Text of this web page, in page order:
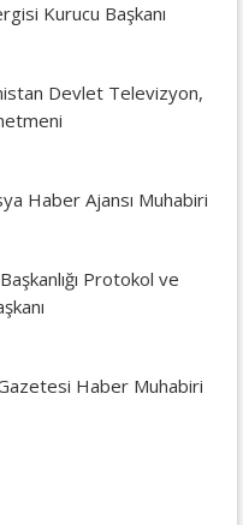
Kurucu Başkanı
Devlet Televizyon,
Haber Ajansı Muhabiri
Protokol ve
Haber Muhabiri